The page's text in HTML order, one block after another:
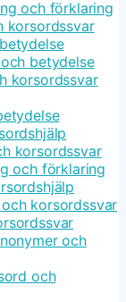
och förklaring
korsordssvar
betydelse
korsordssvar
korsordssvar
och förklaring
korsordssvar
och
och